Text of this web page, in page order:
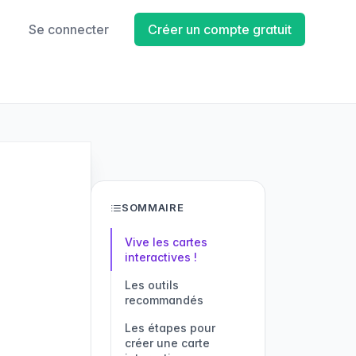
Se connecter Créer un compte gratuit
SOMMAIRE
Vive les cartes
interactives !
Les outils
recommandés
Mapbox
Openstreetmap
PandaSuite
Les étapes pour
créer une carte